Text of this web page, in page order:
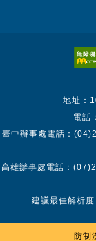
地址：
電話
臺中辦事處電話：
高雄辦事處電話：
建議最佳解析
防制